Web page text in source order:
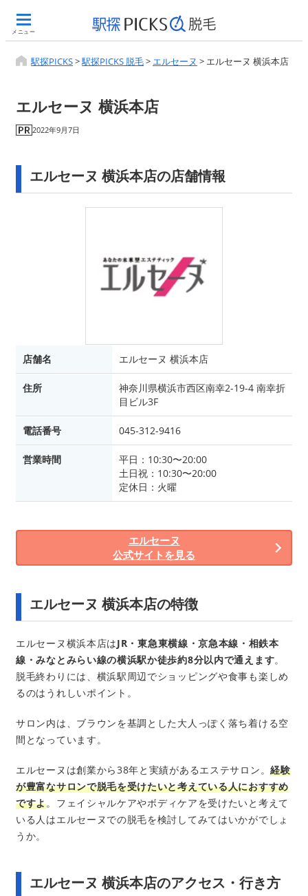
メニュー
駅探PICKS>駅探PICKS 脱毛> エルセーヌ > エルセーヌ 横浜本店
エルセーヌ 横浜本店
2022年9月7日
エルセーヌ 横浜本店の店舗情報
店舗名 エルセーヌ 横浜本店
住所
神奈川県横浜市西区南幸2-19-4 南幸折
目ビル3F
電話番号 045-312-9416
営業時間
平日：10:30〜20:00
土日祝：10:30〜20:00
定休日：火曜
エルセーヌ
公式サイトを見る
エルセーヌ 横浜本店の特徴
エルセーヌ横浜本店はJR・東急東横線・京急本線・相鉄本
線・みなとみらい線の横浜駅か徒歩約8分以内で通えます。
脱毛終わりには、横浜駅周辺でショッピングや食事も楽しめ
るのはうれしいポイント。
サロン内は、ブラウンを基調とした大人っぽく落ち着ける空
間となっています。
エルセーヌは創業から38年と実績があるエステサロン。経験
が豊富なサロンで脱毛を受けたいと考えている人におすすめ
ですよ。フェイシャルケアやボディケアを受けたいと考えて
いる人はエルセーヌでの脱毛を検討してみてはいかがでしょ
うか。
エルセーヌ 横浜本店のアクセス・行き方